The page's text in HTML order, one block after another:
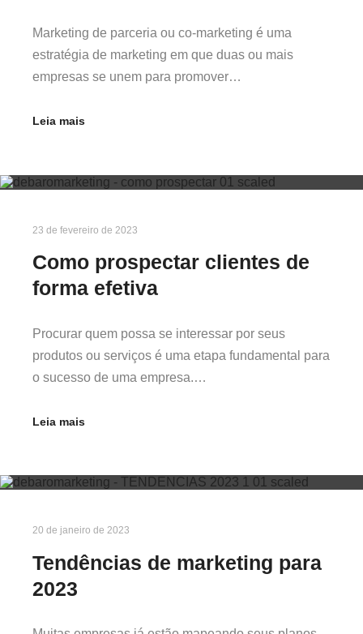
Marketing de parceria ou co-marketing é uma
estratégia de marketing em que duas ou mais
empresas se unem para promover…
Leia mais
23 de fevereiro de 2023
Como prospectar clientes de
forma efetiva
Procurar quem possa se interessar por seus
produtos ou serviços é uma etapa fundamental para
o sucesso de uma empresa.…
Leia mais
20 de janeiro de 2023
Tendências de marketing para
2023